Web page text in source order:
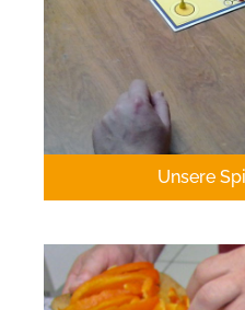
Unsere